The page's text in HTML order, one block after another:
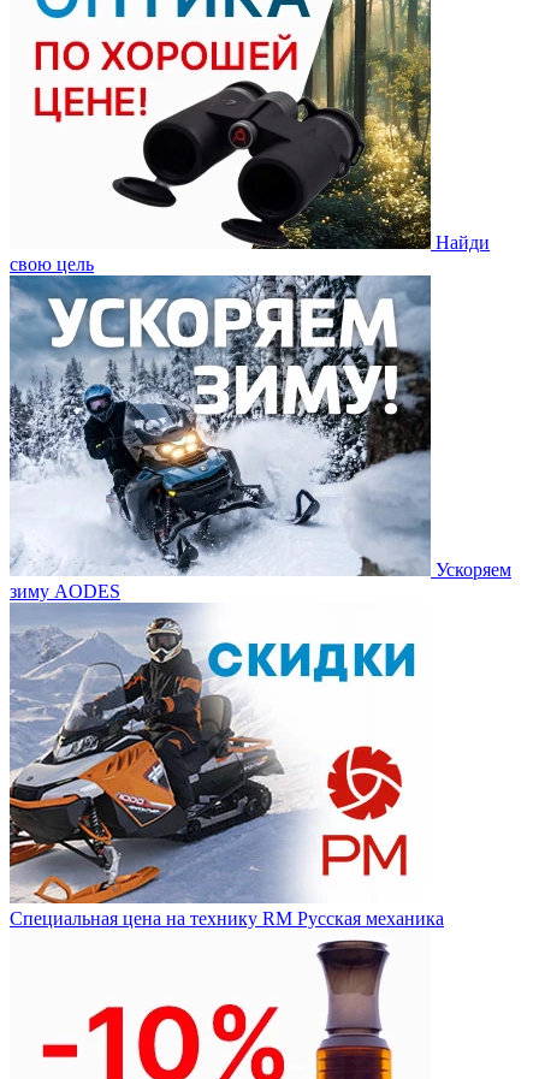
Найди
свою цель
Ускоряем
зиму AODES
Специальная цена на технику RM Русская механика